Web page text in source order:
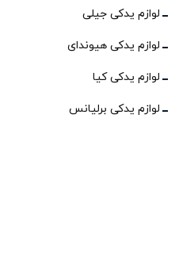
لوازم یدکی جیلی
لوازم یدکی هیوندای
لوازم یدکی کیا
لوازم یدکی برلیانس